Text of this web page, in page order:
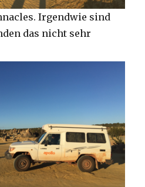
Irgendwie sind
das nicht sehr